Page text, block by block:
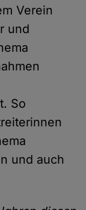
Verein
und
So
und auch